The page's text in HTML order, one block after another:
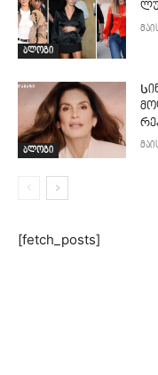
ბლოგი
ბლოგი
[fetch_posts]